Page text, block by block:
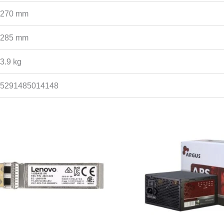
270 mm
285 mm
3.9 kg
5291485014148